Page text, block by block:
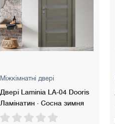
Міжкімнатні двері
Двері Laminia LA-04 Dooris
Ламінатин · Сосна зимня